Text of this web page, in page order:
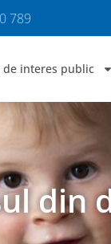
789
interes public
din